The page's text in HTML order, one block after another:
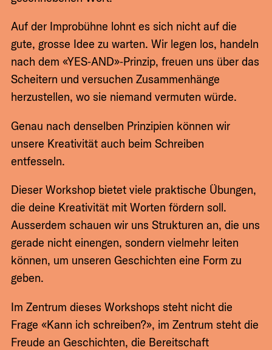
Auf der Improbühne lohnt es sich nicht auf die
gute, grosse Idee zu warten. Wir legen los, handeln
nach dem «YES‑AND»‑Prinzip, freuen uns über das
Scheitern und versuchen Zusammenhänge
herzustellen, wo sie niemand vermuten würde.
Genau nach denselben Prinzipien können wir
unsere Kreativität auch beim Schreiben
entfesseln.
Dieser Workshop bietet viele praktische Übungen,
die deine Kreativität mit Worten fördern soll.
Ausserdem schauen wir uns Strukturen an, die uns
gerade nicht einengen, sondern vielmehr leiten
können, um unseren Geschichten eine Form zu
geben.
Im Zentrum dieses Workshops steht nicht die
Frage «Kann ich schreiben?», im Zentrum steht die
Freude an Geschichten, die Bereitschaft